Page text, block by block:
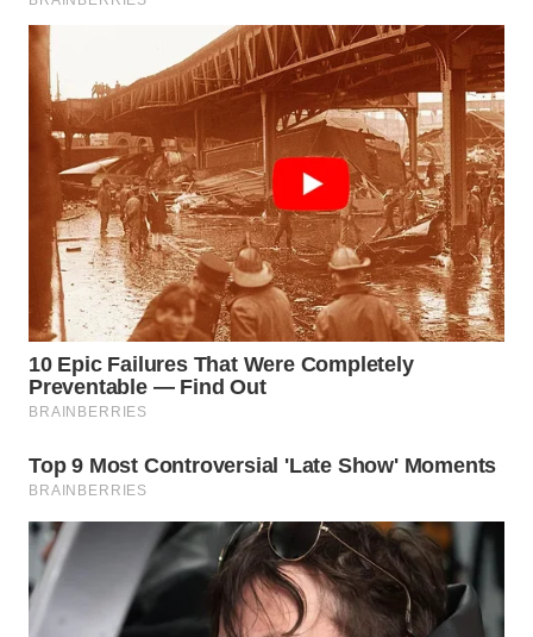
CIREBON
WN
INDRAMAYU
WN
KUNINGAN
WN
MAJALENGKA
WN
SUBANG
WN
SUKABUMI
PURWAKARTA